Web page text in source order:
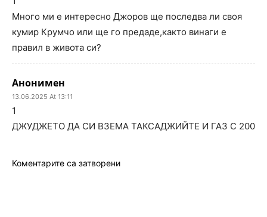
Много ми е интересно Джоров ще последва ли своя
кумир Крумчо или ще го предаде,както винаги е
правил в живота си?
Анонимен
13.06.2025 At 13:11
1
ДЖУДЖЕТО ДА СИ ВЗЕМА ТАКСАДЖИЙТЕ И ГАЗ С 200
Коментарите са затворени